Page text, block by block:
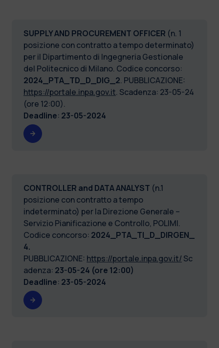
SUPPLY AND PROCUREMENT OFFICER (n. 1
posizione con contratto a tempo determinato)
per il Dipartimento di Ingegneria Gestionale
del Politecnico di Milano. Codice concorso:
2024_PTA_TD_D_DIG_2. PUBBLICAZIONE:
https://portale.inpa.gov.it. Scadenza: 23-05-24
(ore 12:00).
Deadline: 23-05-2024
CONTROLLER and DATA ANALYST (n.1
posizione con contratto a tempo
indeterminato) per la Direzione Generale –
Servizio Pianificazione e Controllo, POLIMI.
Codice concorso: 2024_PTA_TI_D_DIRGEN_
4.
PUBBLICAZIONE: https://portale.inpa.gov.it/ Sc
adenza: 23-05-24 (ore 12:00)
Deadline: 23-05-2024